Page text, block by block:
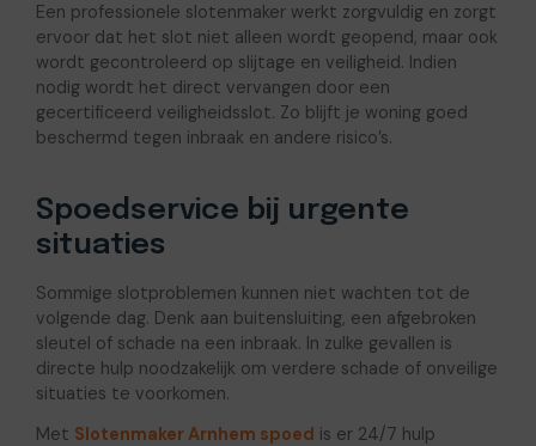
Een professionele slotenmaker werkt zorgvuldig en zorgt
ervoor dat het slot niet alleen wordt geopend, maar ook
wordt gecontroleerd op slijtage en veiligheid. Indien
nodig wordt het direct vervangen door een
gecertificeerd veiligheidsslot. Zo blijft je woning goed
beschermd tegen inbraak en andere risico’s.
Spoedservice bij urgente
situaties
Sommige slotproblemen kunnen niet wachten tot de
volgende dag. Denk aan buitensluiting, een afgebroken
sleutel of schade na een inbraak. In zulke gevallen is
directe hulp noodzakelijk om verdere schade of onveilige
situaties te voorkomen.
Met Slotenmaker Arnhem spoed is er 24/7 hulp